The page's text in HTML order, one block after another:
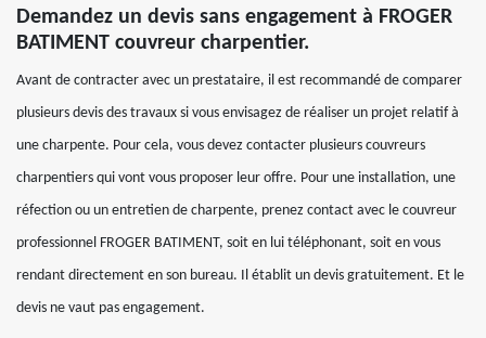
Demandez un devis sans engagement à FROGER
BATIMENT couvreur charpentier.
Avant de contracter avec un prestataire, il est recommandé de comparer
plusieurs devis des travaux si vous envisagez de réaliser un projet relatif à
une charpente. Pour cela, vous devez contacter plusieurs couvreurs
charpentiers qui vont vous proposer leur offre. Pour une installation, une
réfection ou un entretien de charpente, prenez contact avec le couvreur
professionnel FROGER BATIMENT, soit en lui téléphonant, soit en vous
rendant directement en son bureau. Il établit un devis gratuitement. Et le
devis ne vaut pas engagement.